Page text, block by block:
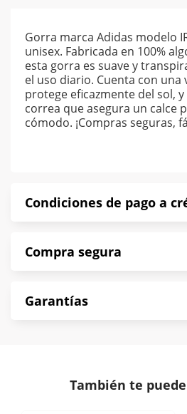
Gorra marca Adidas modelo
unisex. Fabricada en 100%
esta gorra es suave y
el uso diario. Cuenta con una
protege eficazmente del sol,
correa que asegura un calce
cómodo. ¡Compras seguras,
Condiciones de pago a
puntualmente. Al finalizar tu
*Sujeto a aprobación de
norma de Muebles América.
Compra segura
compra es segura de principio
- Certificados de seguridad
Garantías
También te